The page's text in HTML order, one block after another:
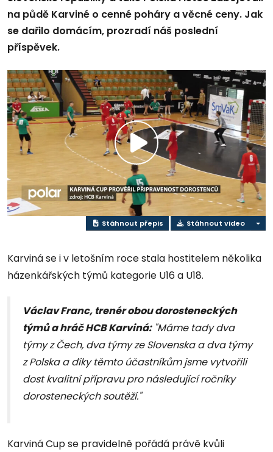
na půdě Karviné o cenné poháry a věcné ceny. Jak
se dařilo domácím, prozradí náš poslední
příspěvek.
Přehrát
video
Stáhnout přepis Stáhnout video
Karviná se i v letošním roce stala hostitelem několika
házenkářských týmů kategorie U16 a U18.
Václav Franc, trenér obou dorosteneckých
týmů a hráč HCB Karviná:"Máme tady dva
týmy z Čech, dva týmy ze Slovenska a dva týmy
z Polska a díky těmto účastníkům jsme vytvořili
dost kvalitní přípravu pro následující ročníky
dorosteneckých soutěží."
Karviná Cup se pravidelně pořádá právě kvůli